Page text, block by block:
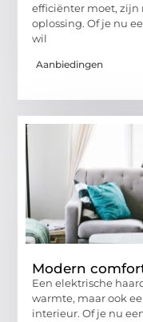
efficiënter moet,
oplossing. Of je nu
wil
Aanbiedingen
Modern
Een elektrische
warmte, maar ook
interieur. Of je nu